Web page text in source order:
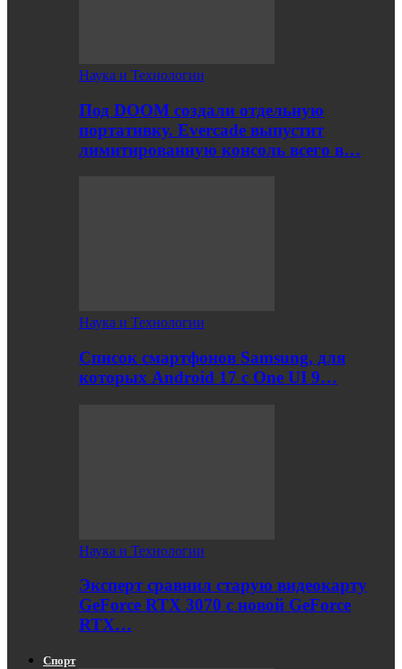
Наука и Технологии
Под DOOM создали отдельную
портативку. Evercade выпустит
лимитированную консоль всего в…
Наука и Технологии
Список смартфонов Samsung, для
которых Android 17 с One UI 9…
Наука и Технологии
Эксперт сравнил старую видеокарту
GeForce RTX 3070 с новой GeForce
RTX…
Спорт